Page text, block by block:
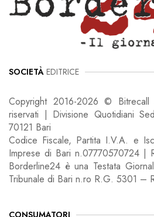
SOCIETÀ EDITRICE
Copyright 2016-2026 ©
riservati | Divisione Quotidiani
70121 Bari
Codice Fiscale, Partita I.V.A. e
Imprese di Bari n.07770570724 |
Borderline24 è una Testata
Tribunale di Bari n.ro R.G. 5301 –